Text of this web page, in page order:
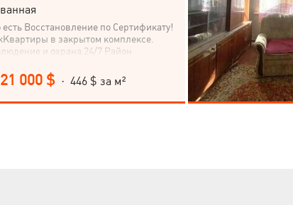
Восстановление по Сертификату!
в закрытом комплексе.
и охрана 24/7 Район
Аризона", городской пляж, парк.
на 2-м этаже в 3-х этажном
два балкона, застеклены. Площадь
000 $ · 446 $ за м²